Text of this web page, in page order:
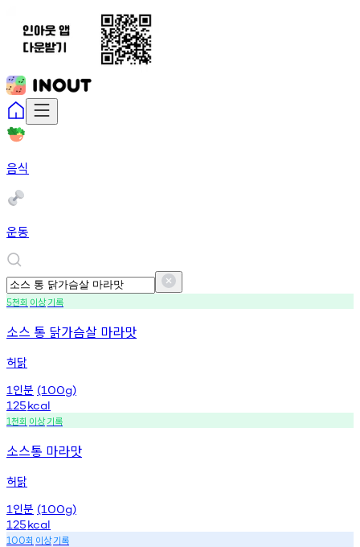
음식
운동
5천회 이상기록
소스 통 닭가슴살 마라맛
허닭
1 인분 (100g)
125kcal
1천회 이상기록
소스통 마라맛
허닭
1 인분 (100g)
125kcal
100회 이상기록